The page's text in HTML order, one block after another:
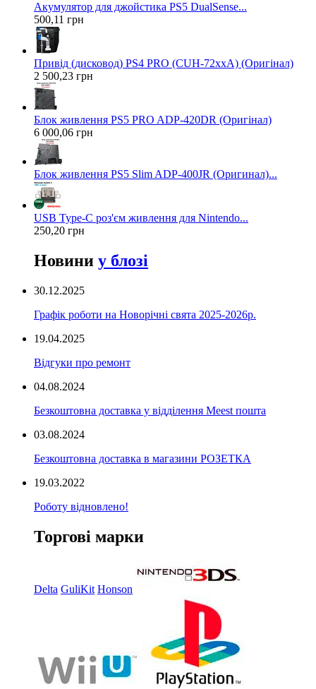
Акумулятор для джойстика PS5 DualSense...
500,11 грн
Привід (дисковод) PS4 PRO (CUH-72xxA) (Оригінал)
2 500,23 грн
Блок живлення PS5 PRO ADP-420DR (Оригінал)
6 000,06 грн
Блок живлення PS5 Slim ADP-400JR (Оригинал)...
USB Type-C роз'єм живлення для Nintendo...
250,20 грн
Новини у блозі
30.12.2025
Графік роботи на Новорічні свята 2025-2026р.
19.04.2025
Відгуки про ремонт
04.08.2024
Безкоштовна доставка у відділення Meest пошта
03.08.2024
Безкоштовна доставка в магазини РОЗЕТКА
19.03.2022
Роботу відновлено!
Торгові марки
Delta GuliKit Honson